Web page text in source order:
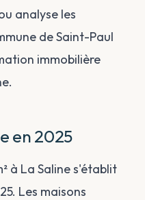
analyse les
de Saint-Paul
immobilière
en 2025
à La Saline s'établit
Les maisons